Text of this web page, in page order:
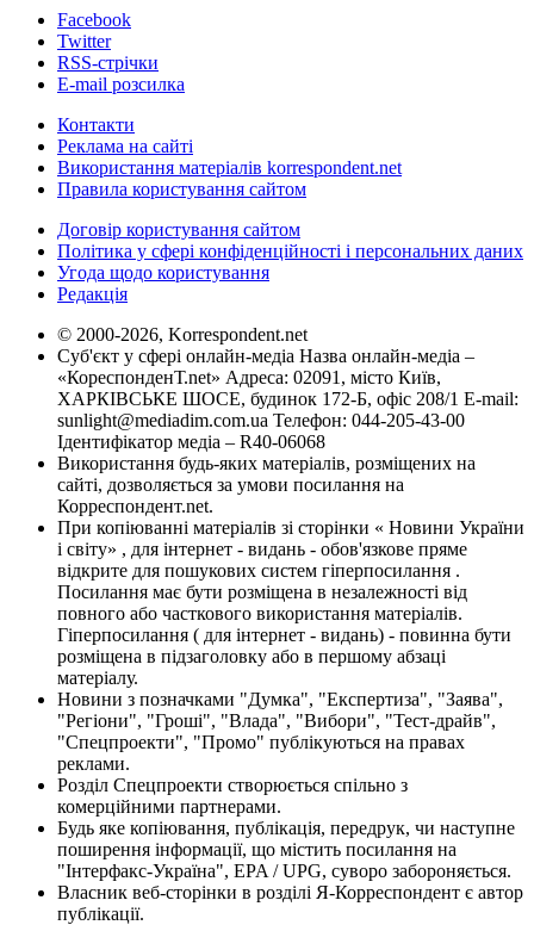
Facebook
Twitter
RSS-стрічки
E-mail розсилка
Контакти
Реклама на сайті
Використання матеріалів korrespondent.net
Правила користування сайтом
Договір користування сайтом
Політика у сфері конфіденційності і персональних даних
Угода щодо користування
Редакція
© 2000-2026, Korrespondent.net
Суб'єкт у сфері онлайн-медіа Назва онлайн-медіа –
«КореспонденТ.net» Адреса: 02091, місто Київ,
ХАРКІВСЬКЕ ШОСЕ, будинок 172-Б, офіс 208/1 E-mail:
sunlight@mediadim.com.ua Телефон: 044-205-43-00
Ідентифікатор медіа – R40-06068
Використання будь-яких матеріалів, розміщених на
сайті, дозволяється за умови посилання на
Корреспондент.net.
При копіюванні матеріалів зі сторінки « Новини України
і світу» , для інтернет - видань - обов'язкове пряме
відкрите для пошукових систем гіперпосилання .
Посилання має бути розміщена в незалежності від
повного або часткового використання матеріалів.
Гіперпосилання ( для інтернет - видань) - повинна бути
розміщена в підзаголовку або в першому абзаці
матеріалу.
Новини з позначками "Думка", "Експертиза", "Заява",
"Регіони", "Гроші", "Влада", "Вибори", "Тест-драйв",
"Спецпроекти", "Промо" публікуються на правах
реклами.
Розділ Спецпроекти створюється спільно з
комерційними партнерами.
Будь яке копіювання, публікація, передрук, чи наступне
поширення інформації, що містить посилання на
"Інтерфакс-Україна", EPA / UPG, суворо забороняється.
Власник веб-сторінки в розділі Я-Корреспондент є автор
публікації.